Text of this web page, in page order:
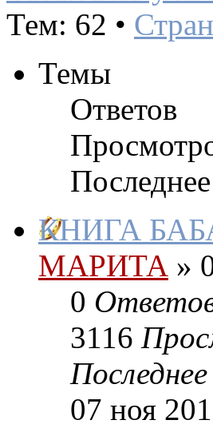
Тем: 62 •
Темы
Ответов
КНИГА
МАРИТА »
0
3116
07 ноя